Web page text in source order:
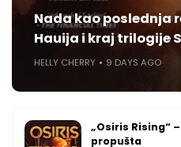
Nada kao poslednja
Hauija i kraj trilogije
HELLY CHERRY 9 DAYS AGO
„Osiris Rising“
propušta